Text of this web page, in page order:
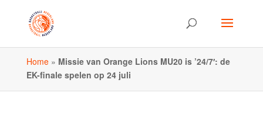
Home» Missie van Orange Lions MU20 is ’24/7′: de
EK-finale spelen op 24 juli